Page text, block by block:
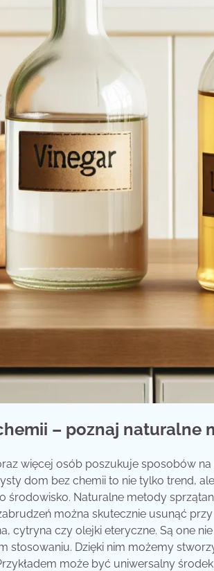
– poznaj naturalne
więcej osób poszukuje sposobów
dom bez chemii to nie tylko trend,
środowisko. Naturalne metody
można skutecznie usunąć
cytryna czy olejki eteryczne. Są one
stosowaniu. Dzięki nim możemy
może być uniwersalny